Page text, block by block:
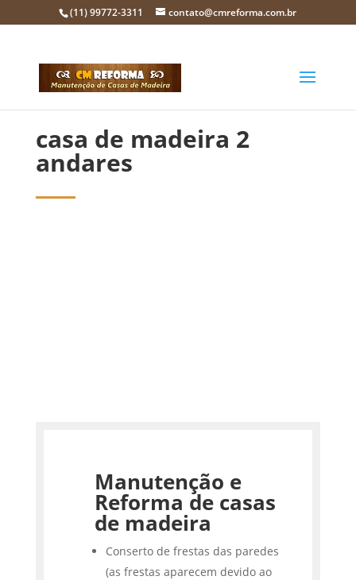
(11) 99772-3311 contato@cmreforma.com.br
casa de madeira 2
andares
Manutenção e
Reforma de casas
de madeira
Conserto de frestas das paredes
(as frestas aparecem devido ao